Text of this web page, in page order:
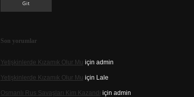
Son yorumlar
Yetişkinlerde Kızamık Olur Mu için admin
Yetişkinlerde Kızamık Olur Mu için Lale
Osmanlı Rus Savaşları Kim Kazandı için admin